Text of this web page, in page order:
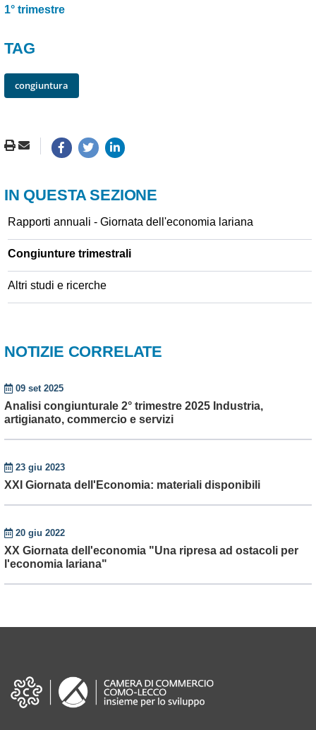
1° trimestre
TAG
congiuntura
IN QUESTA SEZIONE
Rapporti annuali - Giornata dell'economia lariana
Congiunture trimestrali
Altri studi e ricerche
NOTIZIE CORRELATE
09 set 2025
Analisi congiunturale 2° trimestre 2025 Industria,
artigianato, commercio e servizi
23 giu 2023
XXI Giornata dell'Economia: materiali disponibili
20 giu 2022
XX Giornata dell'economia "Una ripresa ad ostacoli per
l'economia lariana"